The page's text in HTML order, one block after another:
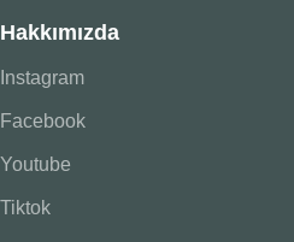
Hakkımızda
Instagram
Facebook
Youtube
Tiktok